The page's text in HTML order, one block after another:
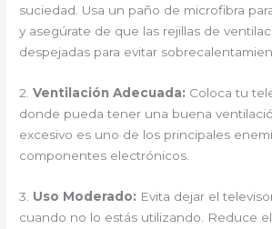
suciedad. Usa un paño de microfibra
y asegúrate de que las rejillas de
despejadas para evitar
2.Ventilación Adecuada: Coloca tu
donde pueda tener una buena
excesivo es uno de los principales
componentes electrónicos.
3. Uso Moderado: Evita dejar el
cuando no lo estás utilizando. Reduce